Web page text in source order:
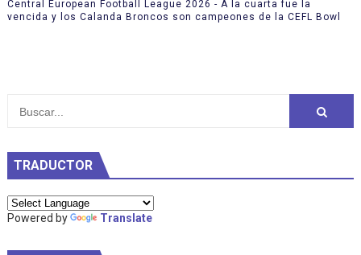
Central European Football League 2026 - A la cuarta fue la
vencida y los Calanda Broncos son campeones de la CEFL Bowl
TRADUCTOR
Powered by Translate